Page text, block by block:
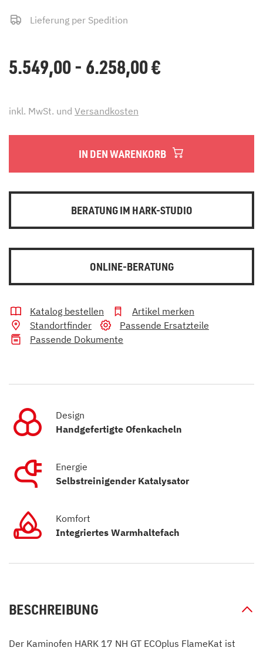
Lieferung per Spedition
5.549,00 - 6.258,00€
inkl. MwSt. und Versandkosten
IN DEN WARENKORB
BERATUNG IM HARK-STUDIO
ONLINE-BERATUNG
Katalog bestellen
Artikel merken
Standortfinder
Passende Ersatzteile
Passende Dokumente
Design
Handgefertigte Ofenkacheln
Energie
Selbstreinigender Katalysator
Komfort
Integriertes Warmhaltefach
BESCHREIBUNG
Der Kaminofen HARK 17 NH GT ECOplus FlameKat ist